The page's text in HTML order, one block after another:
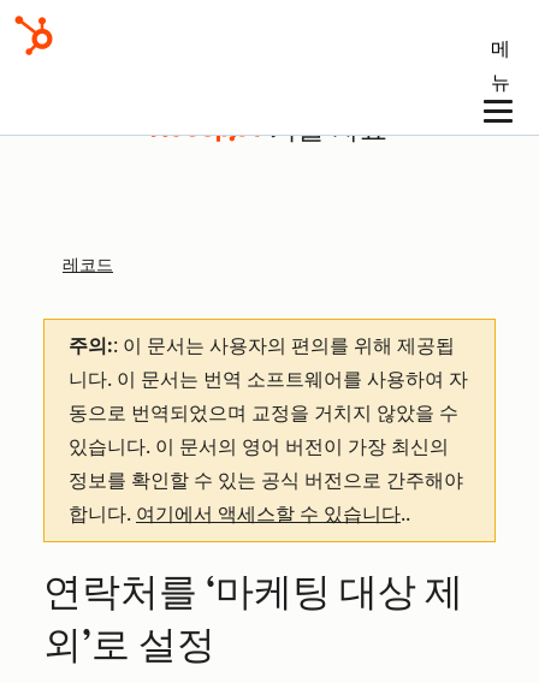
메
뉴
기술 자료
레코드
주의:: 이 문서는 사용자의 편의를 위해 제공됩
니다. 이 문서는 번역 소프트웨어를 사용하여 자
동으로 번역되었으며 교정을 거치지 않았을 수
있습니다. 이 문서의 영어 버전이 가장 최신의
정보를 확인할 수 있는 공식 버전으로 간주해야
합니다. 여기에서 액세스할 수 있습니다..
연락처를 ‘마케팅 대상 제
외’로 설정